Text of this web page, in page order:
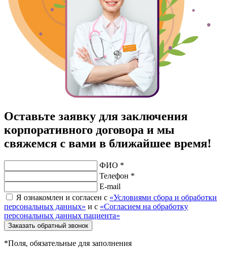
Оставьте заявку для заключения
корпоративного договора и мы
свяжемся с вами в ближайшее время!
ФИО *
Телефон *
E-mail
Я ознакомлен и согласен с «Условиями сбора и обработки
персональных данных» и с «Согласием на обработку
персональных данных пациента»
Заказать обратный звонок
*Поля, обязательные для заполнения